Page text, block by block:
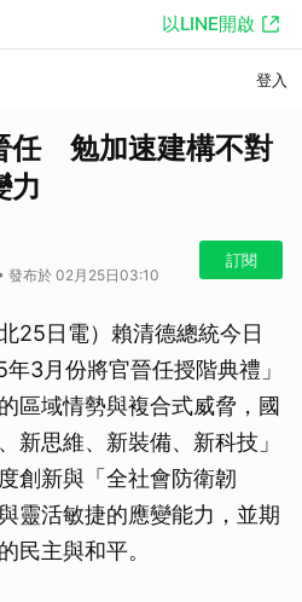
以LINE開啟
登入
任 勉加速建構不對
力
發布於 02月25日03:10
訂閱
25日電）賴清德總統今日
年3月份將官晉任授階典禮」
區域情勢與複合式威脅，國
新思維、新裝備、新科技」
創新與「全社會防衛韌
靈活敏捷的應變能力，並期
民主與和平。